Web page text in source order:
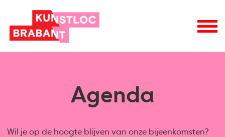
Agenda
Wil je op de hoogte blijven van onze bijeenkomsten?